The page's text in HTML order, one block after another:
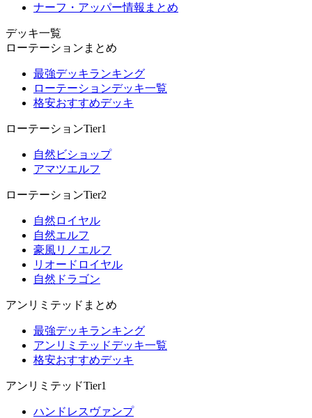
ナーフ・アッパー情報まとめ
デッキ一覧
ローテーションまとめ
最強デッキランキング
ローテーションデッキ一覧
格安おすすめデッキ
ローテーションTier1
自然ビショップ
アマツエルフ
ローテーションTier2
自然ロイヤル
自然エルフ
豪風リノエルフ
リオードロイヤル
自然ドラゴン
アンリミテッドまとめ
最強デッキランキング
アンリミテッドデッキ一覧
格安おすすめデッキ
アンリミテッドTier1
ハンドレスヴァンプ